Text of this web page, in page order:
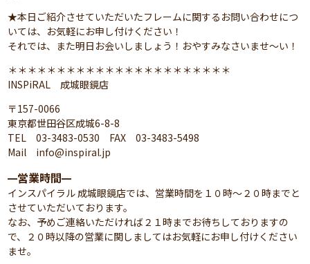
★本日ご紹介させていただいたフレームに関するお問い合わせにつ
いては、お気軽にお申し付けください！
それでは、また明日お会いしましょう！おやすみなさいませ～い！
＊＊＊＊＊＊＊＊＊＊＊＊＊＊＊＊＊＊＊＊＊＊＊
INSPiRAL 成城眼鏡店
〒157-0066
東京都世田谷区成城6-8-8
TEL 03-3483-0530 FAX 03-3483-5498
Mail info@inspiral.jp
━営業時間━
インスパイラル 成城眼鏡店では、営業時間を１０時～２０時までと
させていただいております。
なお、予めご連絡いただければ２１時までお待ちしておりますの
で、２０時以降の営業に関しましてはお気軽にお申し付けください
ませ。